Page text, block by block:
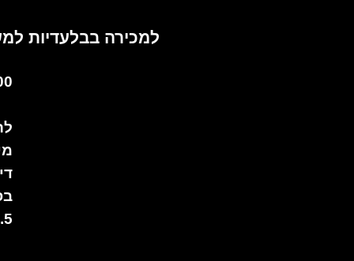
למכירה בבלעדיות למשרדנו דירת 5.5 חד' מושקעת
₪
5.5 חד' כ-115